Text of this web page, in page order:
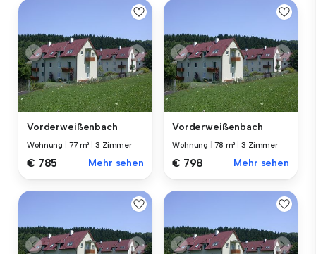
Vorderweißenbach
Wohnung 77 m² |3 Zimmer
€ 785 Mehr sehen
Vorderweißenbach
Wohnung 78 m² |3 Zimmer
€ 798 Mehr sehen